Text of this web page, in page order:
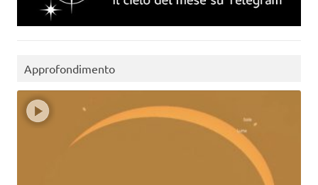
Approfondimento